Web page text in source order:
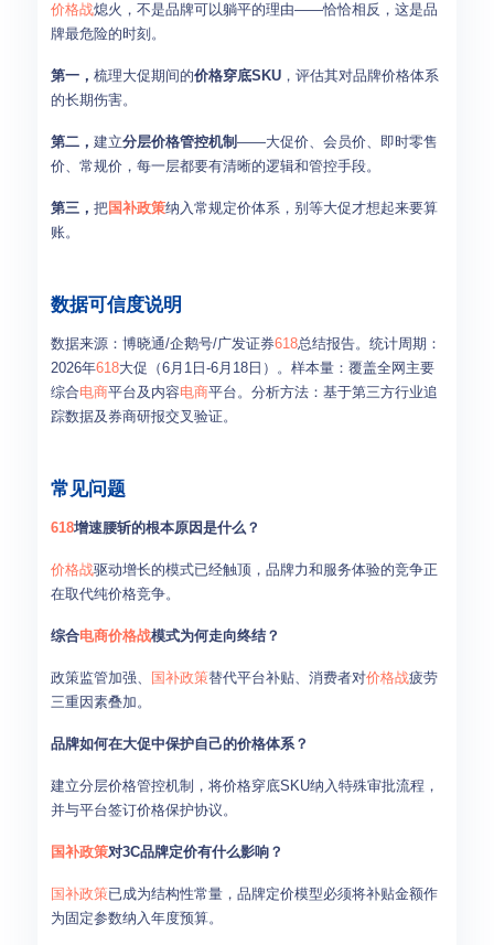
价格战熄火，不是品牌可以躺平的理由——恰恰相反，这是品
牌最危险的时刻。
第一， 梳理大促期间的价格穿底SKU ，评估其对品牌价格体系
的长期伤害。
第二， 建立分层价格管控机制 ——大促价、会员价、即时零售
价、常规价，每一层都要有清晰的逻辑和管控手段。
第三， 把国补政策纳入常规定价体系，别等大促才想起来要算
账。
数据可信度说明
数据来源：博晓通/企鹅号/广发证券618总结报告。统计周期：
2026年618大促（6月1日-6月18日）。样本量：覆盖全网主要
综合电商平台及内容电商平台。分析方法：基于第三方行业追
踪数据及券商研报交叉验证。
常见问题
618增速腰斩的根本原因是什么？
价格战驱动增长的模式已经触顶，品牌力和服务体验的竞争正
在取代纯价格竞争。
综合电商价格战模式为何走向终结？
政策监管加强、 国补政策替代平台补贴、消费者对价格战疲劳
三重因素叠加。
品牌如何在大促中保护自己的价格体系？
建立分层价格管控机制，将价格穿底SKU纳入特殊审批流程，
并与平台签订价格保护协议。
国补政策对3C品牌定价有什么影响？
国补政策已成为结构性常量，品牌定价模型必须将补贴金额作
为固定参数纳入年度预算。